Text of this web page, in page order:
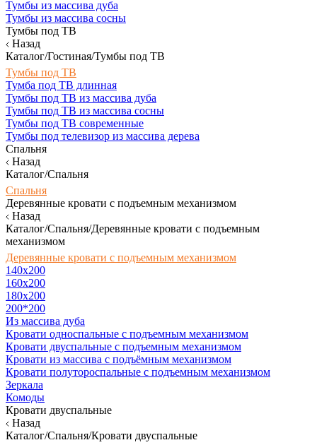
Тумбы из массива дуба
Тумбы из массива сосны
Тумбы под ТВ
Назад
Каталог/Гостиная/Тумбы под ТВ
Тумбы под ТВ
Тумба под ТВ длинная
Тумбы под ТВ из массива дуба
Тумбы под ТВ из массива сосны
Тумбы под ТВ современные
Тумбы под телевизор из массива дерева
Спальня
Назад
Каталог/Спальня
Спальня
Деревянные кровати с подъемным механизмом
Назад
Каталог/Спальня/Деревянные кровати с подъемным
механизмом
Деревянные кровати с подъемным механизмом
140x200
160х200
180х200
200*200
Из массива дуба
Кровати односпальные с подъемным механизмом
Кровати двуспальные с подъемным механизмом
Кровати из массива с подъёмным механизмом
Кровати полутороспальные с подъемным механизмом
Зеркала
Комоды
Кровати двуспальные
Назад
Каталог/Спальня/Кровати двуспальные